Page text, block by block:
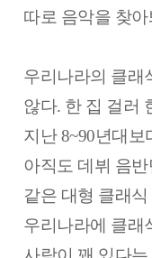
따로 음악을 찾
우리나라의 클래
않다. 한 집 걸러
지난 8~90년대
아직도 데뷔 음
같은 대형 클래
우리나라에 클래